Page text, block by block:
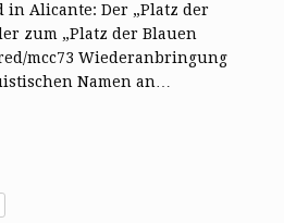
in Alicante: Der „Platz der
zum „Platz der Blauen
mcc73 Wiederanbringung
Namen an…